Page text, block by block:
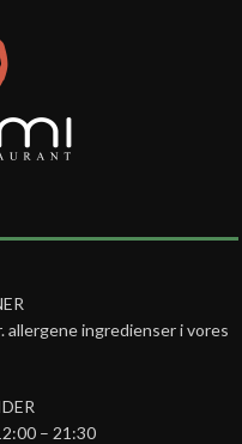
allergene ingredienser i vores
– 21:30